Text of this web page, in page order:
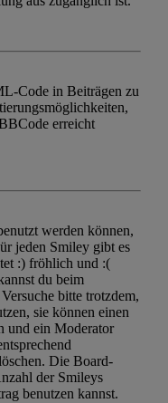
Code in Beiträgen zu
erreicht
werden können,
jeden Smiley gibt es
:) fröhlich und :(
du beim
bitte trotzdem,
sie können einen
und ein Moderator
Die Board-
der Smileys
benutzen kannst.